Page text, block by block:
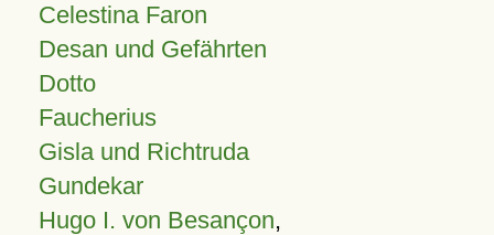
Celestina Faron
Desan und Gefährten
Dotto
Faucherius
Gisla und Richtruda
Gundekar
Hugo I. von Besançon,